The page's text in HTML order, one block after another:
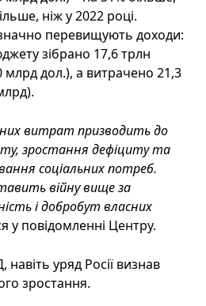
ніж у 2022 році.
перевищують доходи:
зібрано 17,6 трлн
млрд дол.), а витрачено 21,3
витрат призводить до
зростання дефіциту та
соціальних потреб.
війну вище за
і добробут власних
у повідомленні Центру.
уряд Росії визнав
зростання.